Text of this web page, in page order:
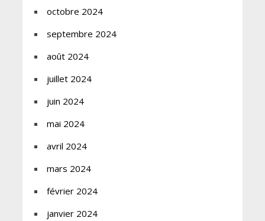
octobre 2024
septembre 2024
août 2024
juillet 2024
juin 2024
mai 2024
avril 2024
mars 2024
février 2024
janvier 2024